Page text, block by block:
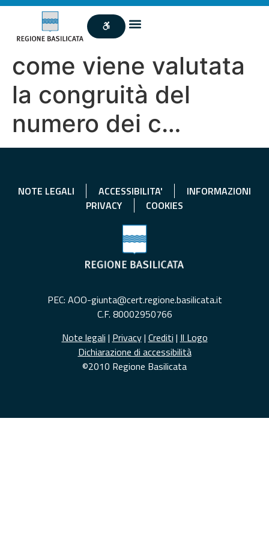
come viene valutata
la congruità del
numero dei c…
NOTE LEGALI ACCESSIBILITA'
INFORMAZIONI
PRIVACY
COOKIES
PEC: AOO-giunta@cert.regione.basilicata.it
C.F. 80002950766
Note legali | Privacy| Crediti | Il Logo
Dichiarazione di accessibilità
©2010 Regione Basilicata